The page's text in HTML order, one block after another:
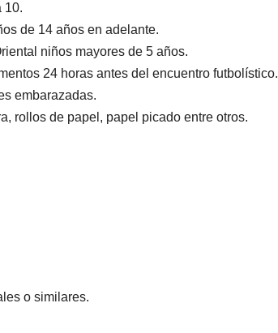
10.
de 14 años en adelante.
niños mayores de 5 años.
24 horas antes del encuentro futbolístico.
embarazadas.
rollos de papel, papel picado entre otros.
o similares.